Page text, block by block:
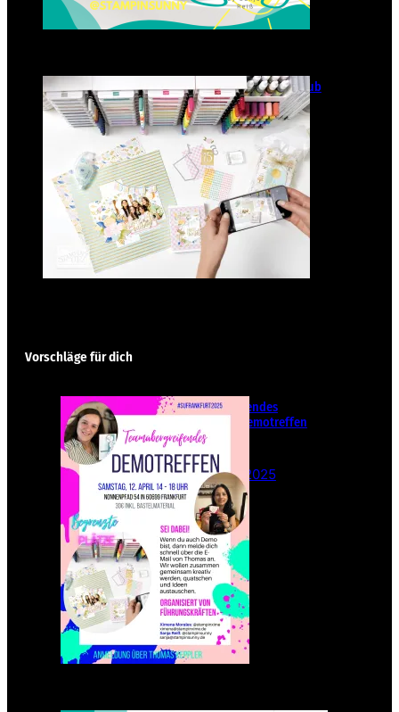
GANZ NEU: Scrapbooking Club
2025
21. Januar 2025
Vorschläge für dich
Teamübergreifendes
Stampin‘ Up! Demotreffen
– Sei dabei!
26. Februar 2025